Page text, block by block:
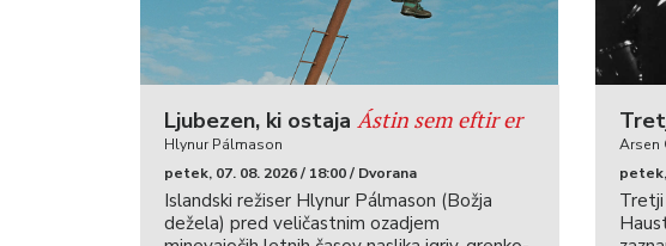
Ljubezen, ki ostaja Ástin sem eftir er
Hlynur Pálmason
petek, 07. 08. 2026 / 18:00 / Dvorana
Islandski režiser Hlynur Pálmason (Božja
dežela) pred veličastnim ozadjem
Arsen
petek,